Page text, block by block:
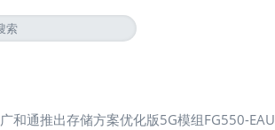
广和通推出存储方案优化版5G模组FG550-EAU